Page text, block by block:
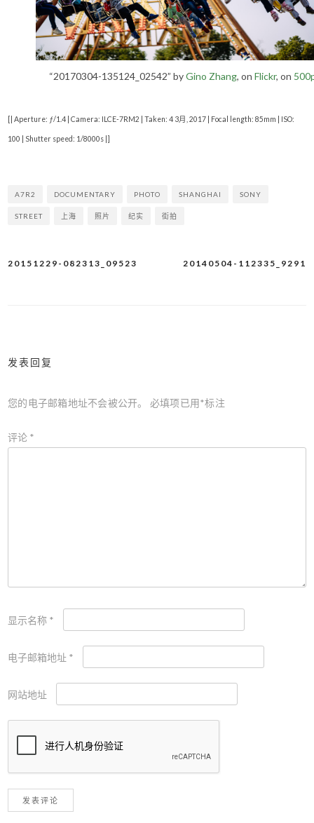
“20170304-135124_02542” byGino Zhang, on Flickr, on
[| Aperture: ƒ/1.4 | Camera: ILCE-7RM2 | Taken: 4 3月, 2017 | Focal length: 85mm | ISO:
100 | Shutter speed: 1/8000s |]
A7R2 DOCUMENTARY PHOTO SHANGHAI SONY
STREET 上海 照片 纪实 街拍
文
20140504-112335_9291
20151229-082313_09523
发表回复
您的电子邮箱地址不会被公开。 必填项已用*标注
评论 *
显示名称 *
电子邮箱地址 *
网站地址